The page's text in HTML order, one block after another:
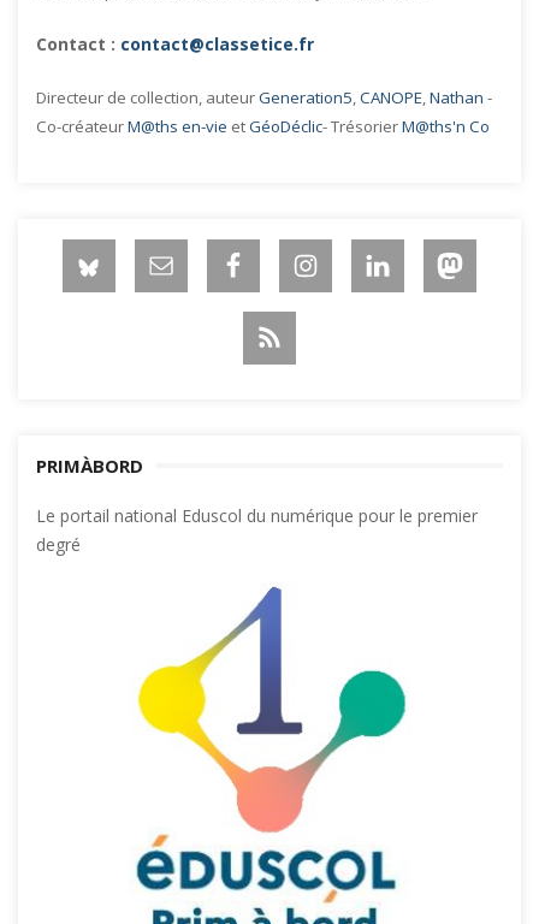
Contact : contact@classetice.fr
Directeur de collection, auteurGeneration5,CANOPE,Nathan -
Co-créateurM@ths en-vie etGéoDéclic- TrésorierM@ths'n Co
PRIMÀBORD
Le portail national Eduscol du numérique pour le premier
degré